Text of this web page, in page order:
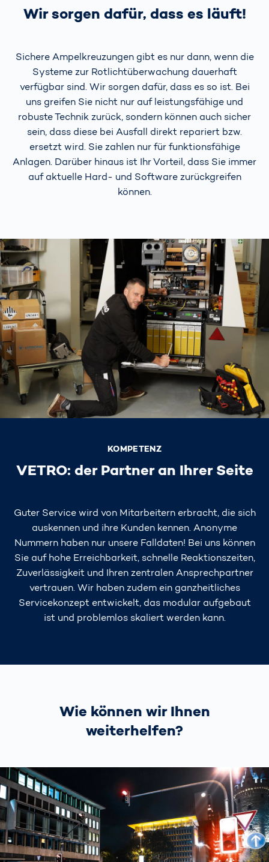
Wir sorgen dafür, dass es läuft!
Sichere Ampelkreuzungen gibt es nur dann, wenn die
Systeme zur Rotlichtüberwachung dauerhaft
verfügbar sind. Wir sorgen dafür, dass es so ist. Bei
uns greifen Sie nicht nur auf leistungsfähige und
robuste Technik zurück, sondern können auch sicher
sein, dass diese bei Ausfall direkt repariert bzw.
ersetzt wird. Sie zahlen nur für funktionsfähige
Anlagen. Darüber hinaus ist Ihr Vorteil, dass Sie immer
auf aktuelle Hard- und Software zurückgreifen
können.
KOMPETENZ
VETRO: der Partner an Ihrer Seite
Guter Service wird von Mitarbeitern erbracht, die sich
auskennen und ihre Kunden kennen. Anonyme
Nummern haben nur unsere Falldaten! Bei uns können
Sie auf hohe Erreichbarkeit, schnelle Reaktionszeiten,
Zuverlässigkeit und Ihren zentralen Ansprechpartner
vertrauen. Wir haben zudem ein ganzheitliches
Servicekonzept entwickelt, das modular aufgebaut
ist und problemlos skaliert werden kann.
Wie können wir Ihnen
weiterhelfen?